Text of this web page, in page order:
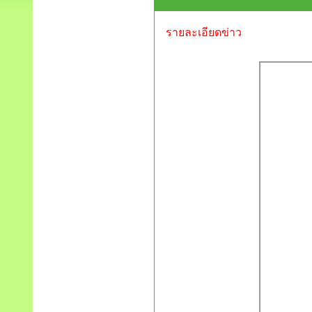
รายละเอียดข่าว